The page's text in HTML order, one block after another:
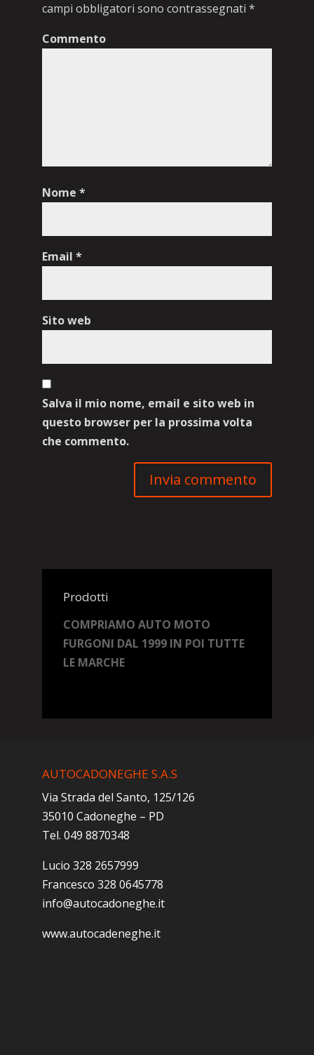
campi obbligatori sono contrassegnati *
Commento
Nome *
Email *
Sito web
Salva il mio nome, email e sito web in
questo browser per la prossima volta
che commento.
Prodotti
COMPRIAMO AUTO MOTO
FURGONI DAL 1999 IN POI TUTTE
LE MARCHE
AUTOCADONEGHE S.A.S
Via Strada del Santo, 125/126
35010 Cadoneghe – PD
Tel. 049 8870348
Lucio 328 2657999
Francesco 328 0645778
info@autocadoneghe.it
www.autocadeneghe.it